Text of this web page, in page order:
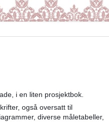
i en liten prosjektbok.
også oversatt til
diverse måletabeller,